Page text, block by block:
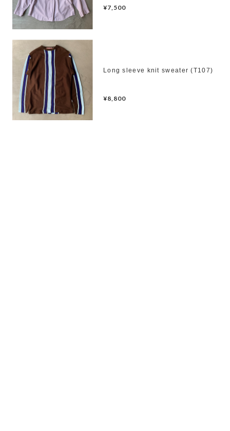
¥7,500
Long sleeve knit sweater (T107)
¥8,800